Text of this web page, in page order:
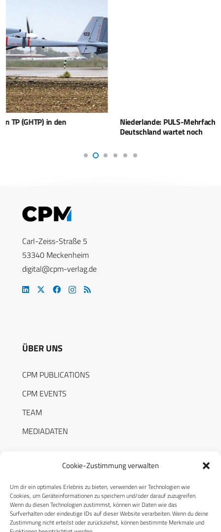
Cookie-Zustimmung verwalten
Um dir ein optimales Erlebnis zu bieten, verwenden wir Technologien wie
Cookies, um Geräteinformationen zu speichern und/oder darauf zuzugreifen.
Wenn du diesen Technologien zustimmst, können wir Daten wie das
Surfverhalten oder eindeutige IDs auf dieser Website verarbeiten. Wenn du deine
Zustimmung nicht erteilst oder zurückziehst, können bestimmte Merkmale und
Niederlande: PULS-Mehrfachraketenwerfer im Test –
Carl-Zeiss-Straße 5
53340 Meckenheim
digital@cpm-verlag.de
ÜBER UNS
CPM PUBLICATIONS
CPM EVENTS
TEAM
MEDIADATEN
RECHTLICHES
Datenschutzerklärung